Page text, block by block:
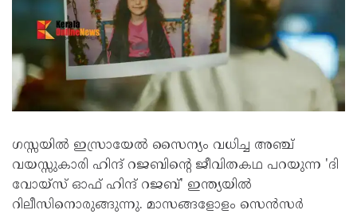
ഗസ്സയിൽ ഇസ്രായേൽ സൈന്യം വധിച്ച അഞ്ച്
വയസ്സുകാരി ഹിന്ദ് റജബിന്റെ ജീവിതകഥ പറയുന്ന 'ദി
വോയ്‌സ് ഓഫ് ഹിന്ദ് റജബ്' ഇന്ത്യയിൽ
റിലീസിനൊരുങ്ങുന്നു. മാസങ്ങളോളം സെൻസർ